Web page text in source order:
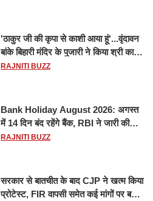
'ठाकुर जी की कृपा से काशी आया हूं'...वृंदावन
बांके बिहारी मंदिर के पुजारी ने किया श्री काशी
विश्वनाथ का जलाभिषेक
RAJNITI BUZZ
Bank Holiday August 2026: अगस्त
में 14 दिन बंद रहेंगे बैंक, RBI ने जारी की
छुट्टियों की लिस्ट​​​​​​​
RAJNITI BUZZ
सरकार से बातचीत के बाद CJP ने खत्म किया
प्रोटेस्ट, FIR वापसी समेत कई मांगों पर बनी